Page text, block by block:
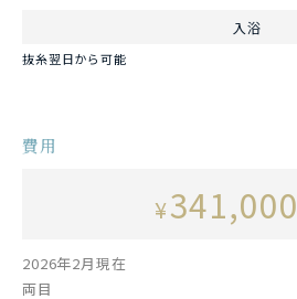
入浴
抜糸翌日から可能
費用
¥341,000
2026年2月現在
両目